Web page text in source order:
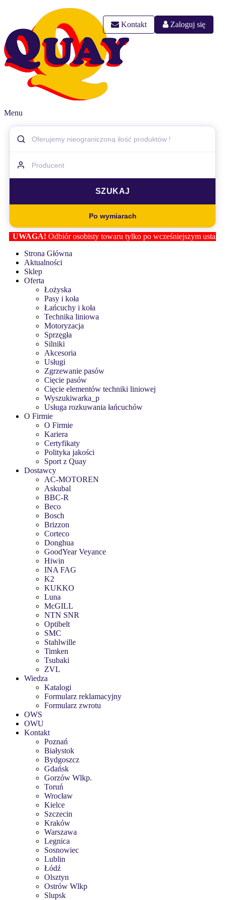
Kontakt Zaloguj się
Menu
Po wymiarach
Odbiór osobisty towaru tylko po wcześniejszym ustaleniu
Strona Główna
Aktualności
Sklep
Oferta
Łożyska
Pasy i koła
Łańcuchy i koła
Technika liniowa
Motoryzacja
Sprzęgła
Silniki
Akcesoria
Usługi
Zgrzewanie pasów
Cięcie pasów
Cięcie elementów techniki liniowej
Wyszukiwarka_p
Usługa rozkuwania łańcuchów
O Firmie
O Firmie
Kariera
Certyfikaty
Polityka jakości
Sport z Quay
Dostawcy
AC-MOTOREN
Askubal
BBC-R
Beco
Bosch
Brizzon
Corteco
Donghua
GoodYear Veyance
Hiwin
INA FAG
K2
KUKKO
Luna
McGILL
NTN SNR
Optibelt
SMC
Stahlwille
Timken
Tsubaki
ZVL
Wiedza
Katalogi
Formularz reklamacyjny
Formularz zwrotu
OWS
OWU
Kontakt
Poznań
Białystok
Bydgoszcz
Gdańsk
Gorzów Wlkp.
Toruń
Wrocław
Kielce
Szczecin
Kraków
Warszawa
Legnica
Sosnowiec
Lublin
Łódź
Olsztyn
Ostrów Wlkp
Slupsk